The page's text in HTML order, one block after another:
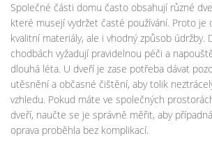
Společné části domu často obsahují různé
které musejí vydržet časté používání. Proto je
kvalitní materiály, ale i vhodný způsob údržby.
chodbách vyžadují pravidelnou péči a
dlouhá léta. U dveří je zase potřeba dávat
utěsnění a občasné čištění, aby tolik
vzhledu. Pokud máte ve společných
dveří, naučte se je správně měřit, aby
oprava proběhla bez komplikací.